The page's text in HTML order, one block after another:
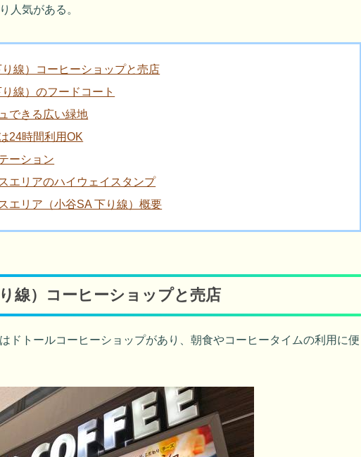
人気がある。
線）コーヒーショップと売店
線）のフードコート
できる広い緑地
24時間利用OK
ーション
エリアのハイウェイスタンプ
エリア（小谷SA 下り線）概要
線）コーヒーショップと売店
ドトールコーヒーショップがあり、朝食やコーヒータイムの利用に便